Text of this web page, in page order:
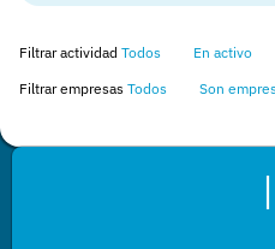
Filtrar actividad Todos En activo
Filtrar empresas Todos Son
|